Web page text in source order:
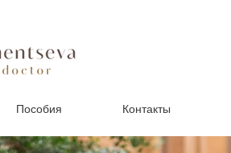
Пособия Контакты